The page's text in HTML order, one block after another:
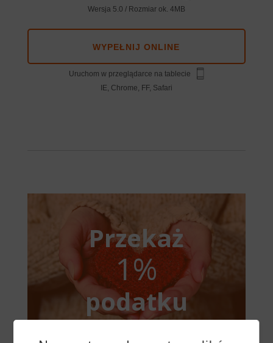
Wersja 5.0 / Rozmiar ok. 4MB
WYPEŁNIJ ONLINE
Uruchom w przeglądarce na tablecie
IE, Chrome, FF, Safari
Przekaż
1%
podatku